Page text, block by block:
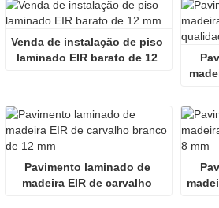
Venda de instalação de piso
laminado EIR barato de 12
Pavimento laminado de
madeira EIR de carvalho